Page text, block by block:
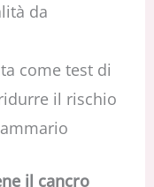
da
come test di
il rischio
il cancro